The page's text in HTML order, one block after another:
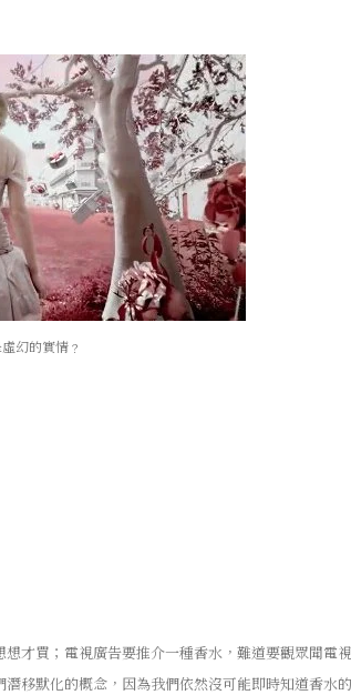
幻的實情﹖
才買；電視廣告要推介一種香水，難道要觀眾聞
移默化的概念，因為我們依然沒可能即時知道香水